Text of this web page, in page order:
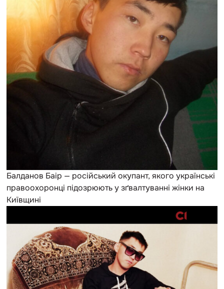
Балданов Баір — російський окупант, якого українські
правоохоронці підозрюють у зґвалтуванні жінки на
Київщині